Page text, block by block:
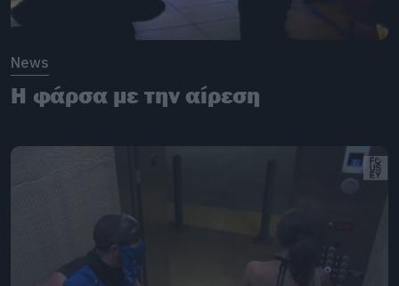
News
Η φάρσα με την αίρεση